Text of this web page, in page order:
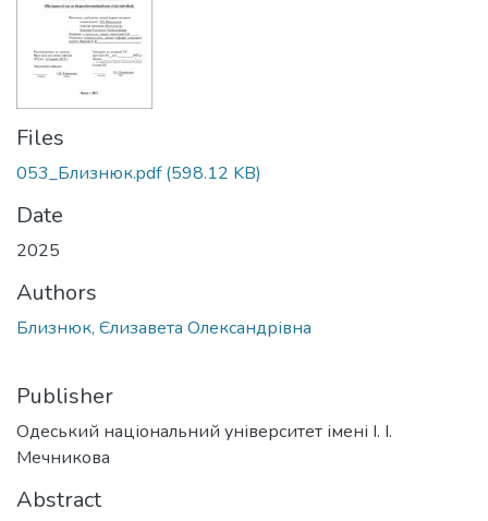
Files
053_Близнюк.pdf(598.12 KB)
Date
2025
Authors
Близнюк, Єлизавета Олександрівна
Publisher
Одеський національний університет імені І. І.
Мечникова
Abstract